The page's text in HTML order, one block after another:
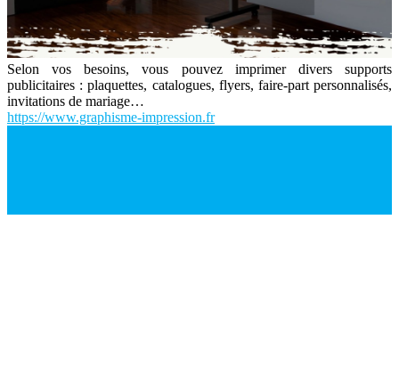
Selon vos besoins, vous pouvez imprimer divers supports
publicitaires : plaquettes, catalogues, flyers, faire-part personnalisés,
invitations de mariage…
https://www.graphisme-impression.fr